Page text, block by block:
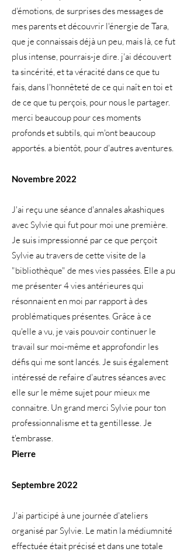
d'émotions, de surprises des messages de
mes parents et découvrir l'énergie de Tara,
que je connaissais déjà un peu, mais là, ce fut
plus intense, pourrais-je dire. j'ai découvert
ta sincérité, et ta véracité dans ce que tu
fais, dans l'honnêteté de ce qui naît en toi et
de ce que tu perçois, pour nous le partager.
merci beaucoup pour ces moments
profonds et subtils, qui m'ont beaucoup
apportés. a bientôt, pour d'autres aventures.
Novembre 2022
J'ai reçu une séance d'annales akashiques
avec Sylvie qui fut pour moi une première.
Je suis impressionné par ce que perçoit
Sylvie au travers de cette visite de la
"bibliothèque" de mes vies passées. Elle a pu
me présenter 4 vies antérieures qui
résonnaient en moi par rapport à des
problématiques présentes. Grâce à ce
qu'elle a vu, je vais pouvoir continuer le
travail sur moi-même et approfondir les
défis qui me sont lancés. Je suis également
intéressé de refaire d'autres séances avec
elle sur le même sujet pour mieux me
connaitre. Un grand merci Sylvie pour ton
professionnalisme et ta gentillesse. Je
t'embrasse.
Pierre
Septembre 2022
J'ai participé à une journée d'ateliers
organisé par Sylvie. Le matin la médiumnité
effectuée était précisé et dans une totale